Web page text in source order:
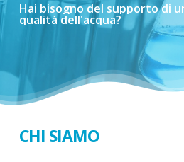
Hai bisognodel supportodi
qualitàdell'acqua?
CHI SIAMO